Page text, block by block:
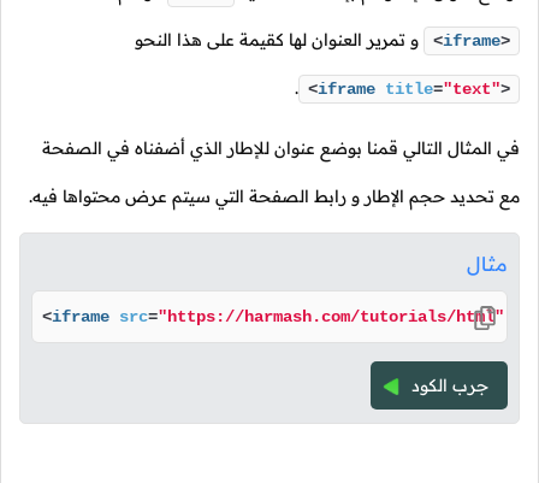
<iframe> و تمرير العنوان لها كقيمة على هذا النحو
<iframe title="text">
.
في المثال التالي قمنا بوضع عنوان للإطار الذي أضفناه في الصفحة
مع تحديد حجم الإطار و رابط الصفحة التي سيتم عرض محتواها فيه.
مثال
<iframe src="https://harmash.com/tutorials/html"
جرب الكود